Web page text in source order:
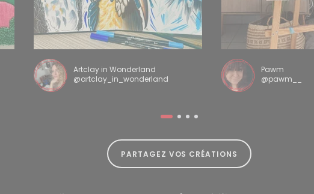
Artclay in Wonderland
@artclay_in_wonderland
Pawm
@pawm__
PARTAGEZ VOS CRÉATIONS